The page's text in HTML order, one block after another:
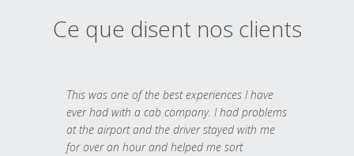
Ce que disent nos clients
This was one of the best experiences I have
ever had with a cab company. I had problems
at the airport and the driver stayed with me
for over an hour and helped me sort